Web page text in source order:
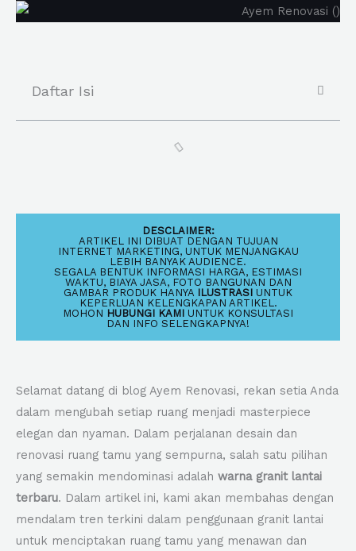
Daftar Isi
DESCLAIMER:
ARTIKEL INI DIBUAT DENGAN TUJUAN
INTERNET MARKETING, UNTUK MENJANGKAU
LEBIH BANYAK AUDIENCE.
SEGALA BENTUK INFORMASI HARGA, ESTIMASI
WAKTU, BIAYA JASA, FOTO BANGUNAN DAN
GAMBAR PRODUK HANYA ILUSTRASI UNTUK
KEPERLUAN KELENGKAPAN ARTIKEL.
MOHON HUBUNGI KAMI UNTUK KONSULTASI
DAN INFO SELENGKAPNYA!
Selamat datang di blog Ayem Renovasi, rekan setia Anda
dalam mengubah setiap ruang menjadi masterpiece
elegan dan nyaman. Dalam perjalanan desain dan
renovasi ruang tamu yang sempurna, salah satu pilihan
yang semakin mendominasi adalah warna granit lantai
terbaru. Dalam artikel ini, kami akan membahas dengan
mendalam tren terkini dalam penggunaan granit lantai
untuk menciptakan ruang tamu yang menawan dan